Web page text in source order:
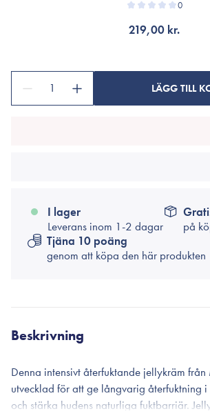
0
219,00 kr.
1 LÄGG TILL
I lager
Leverans inom 1-2 dagar
på
Tjäna 10 poäng
genom att köpa den här produkten
Beskrivning
Denna intensivt återfuktande jellykräm
utvecklad för att ge långvarig återfuktning
och stärka hudens naturliga fuktbarriär.